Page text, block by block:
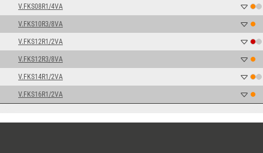
V.FKS08R1/4VA
V.FKS10R3/8VA
V.FKS12R1/2VA
V.FKS12R3/8VA
V.FKS14R1/2VA
V.FKS16R1/2VA